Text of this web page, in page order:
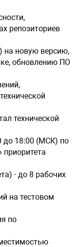
репозиториев
на новую версию,
обновлению ПО
технической
до 18:00 (МСК) по
- до 8 рабочих
на тестовом
по